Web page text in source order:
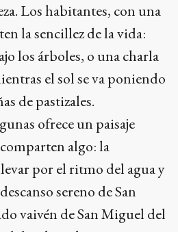
Los habitantes, con una
la sencillez de la vida:
los árboles, o una charla
el sol se va poniendo
de pastizales.
ofrece un paisaje
algo: la
por el ritmo del agua y
sereno de San
vaivén de San Miguel del